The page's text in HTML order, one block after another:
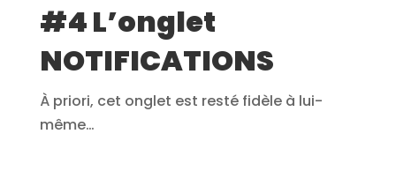
#4 L’onglet
NOTIFICATIONS
À priori, cet onglet est resté fidèle à lui-
même…